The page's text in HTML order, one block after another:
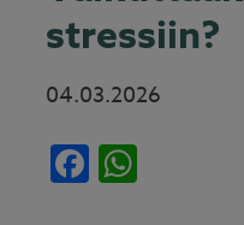
stressiin?
04.03.2026
Facebook